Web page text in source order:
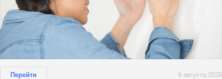
Перейти 9 августа 2026